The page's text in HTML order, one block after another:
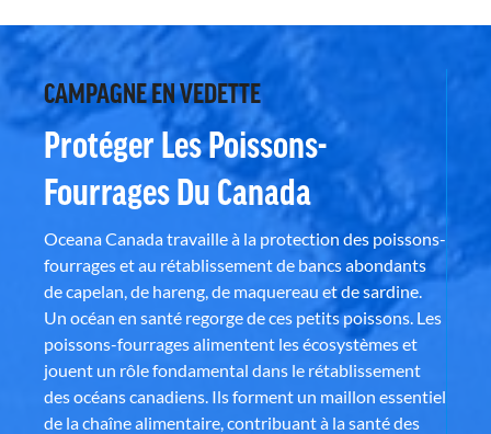
CAMPAGNE EN VEDETTE
Protéger Les Poissons-
Fourrages Du Canada
Oceana Canada travaille à la protection des poissons-
fourrages et au rétablissement de bancs abondants
de capelan, de hareng, de maquereau et de sardine.
Un océan en santé regorge de ces petits poissons. Les
poissons-fourrages alimentent les écosystèmes et
jouent un rôle fondamental dans le rétablissement
des océans canadiens. Ils forment un maillon essentiel
de la chaîne alimentaire, contribuant à la santé des